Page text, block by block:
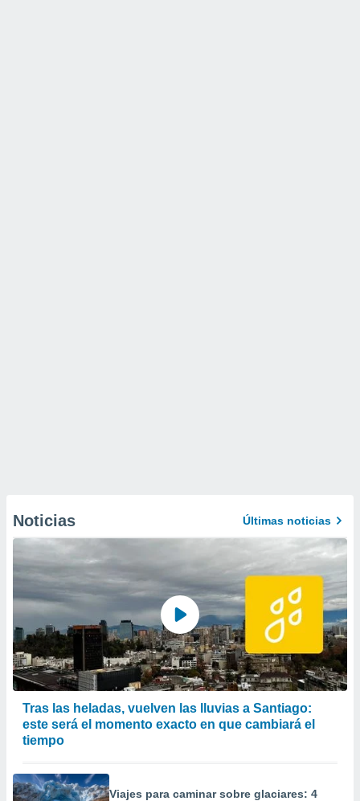
Noticias Últimas noticias
Tras las heladas, vuelven las lluvias a Santiago:
este será el momento exacto en que cambiará el
tiempo
Viajes para caminar sobre glaciares: 4